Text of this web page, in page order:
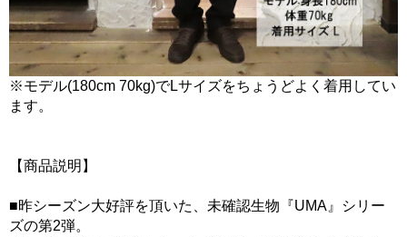
※モデル(180cm 70kg)でLサイズをちょうどよく着用してい
ます。
【商品説明】
■昨シーズン大好評を頂いた、未確認生物『UMA』シリー
ズの第2弾。